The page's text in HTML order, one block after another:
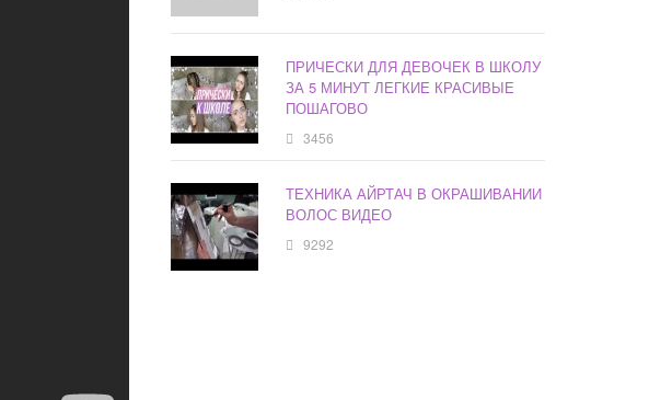
ПРИЧЕСКИ ДЛЯ ДЕВОЧЕК В ШКОЛУ
ЗА 5 МИНУТ ЛЕГКИЕ КРАСИВЫЕ
ПОШАГОВО
3456
ТЕХНИКА АЙРТАЧ В ОКРАШИВАНИИ
ВОЛОС ВИДЕО
9292